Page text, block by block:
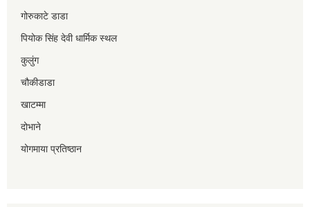
गोरुकाटे डाडा
पियोक सिंह देवी धार्मिक स्थल
कुलुंग
चौकीडाडा
खाटम्मा
दोभाने
योगमाया प्रतिष्ठान